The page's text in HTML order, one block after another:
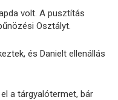
volt. A pusztítás
Osztályt.
és Danielt ellenállás
a tárgyalótermet, bár